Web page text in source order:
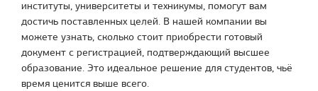
институты, университеты и техникумы, помогут вам
достичь поставленных целей. В нашей компании вы
можете узнать, сколько стоит приобрести готовый
документ с регистрацией, подтверждающий высшее
образование. Это идеальное решение для студентов, чьё
время ценится выше всего.